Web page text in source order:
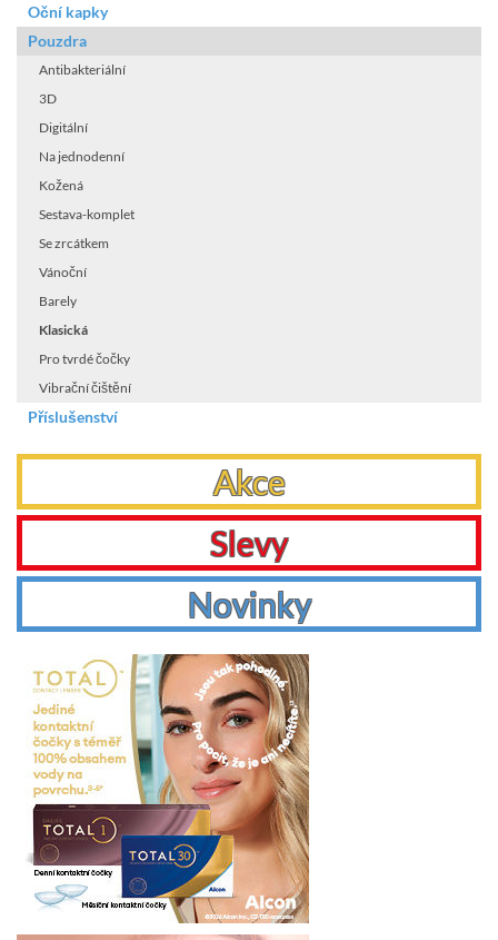
Oční kapky
Pouzdra
Antibakteriální
3D
Digitální
Na jednodenní
Kožená
Sestava-komplet
Se zrcátkem
Vánoční
Barely
Klasická
Pro tvrdé čočky
Vibrační čištění
Příslušenství
Akce
Slevy
Novinky